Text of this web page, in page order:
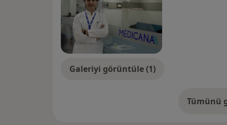
Galeriyi görüntüle (1)
Tümünü